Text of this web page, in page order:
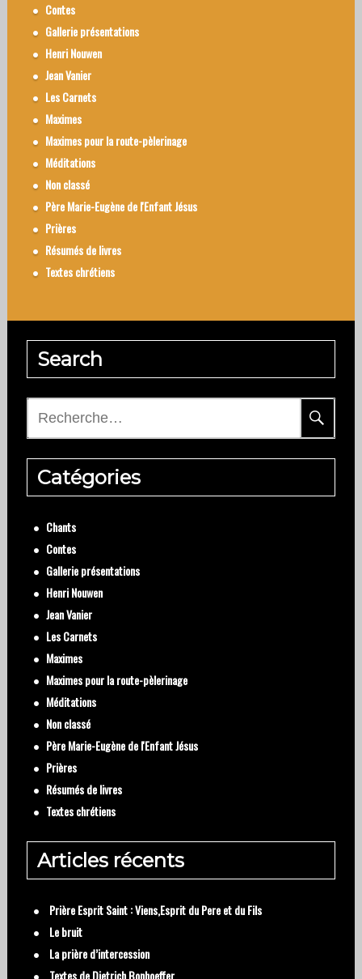
Contes
Gallerie présentations
Henri Nouwen
Jean Vanier
Les Carnets
Maximes
Maximes pour la route-pèlerinage
Méditations
Non classé
Père Marie-Eugène de l'Enfant Jésus
Prières
Résumés de livres
Textes chrétiens
Search
Rechercher :
Catégories
Chants
Contes
Gallerie présentations
Henri Nouwen
Jean Vanier
Les Carnets
Maximes
Maximes pour la route-pèlerinage
Méditations
Non classé
Père Marie-Eugène de l'Enfant Jésus
Prières
Résumés de livres
Textes chrétiens
Articles récents
Prière Esprit Saint : Viens,Esprit du Pere et du Fils
Le bruit
La prière d’intercession